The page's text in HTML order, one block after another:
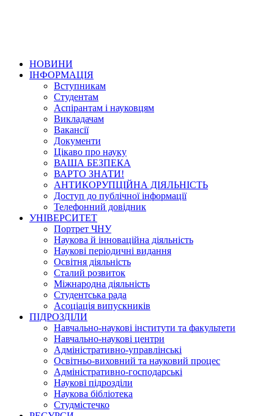
НОВИНИ
ІНФОРМАЦІЯ
Вступникам
Студентам
Аспірантам і науковцям
Викладачам
Вакансії
Документи
Цікаво про науку
ВАША БЕЗПЕКА
ВАРТО ЗНАТИ!
АНТИКОРУПЦІЙНА ДІЯЛЬНІСТЬ
Доступ до публічної інформації
Телефонний довідник
УНІВЕРСИТЕТ
Портрет ЧНУ
Наукова й інноваційна діяльність
Наукові періодичні видання
Освітня діяльність
Сталий розвиток
Міжнародна діяльність
Студентська рада
Асоціація випускників
ПІДРОЗДІЛИ
Навчально-наукові інститути та факультети
Навчально-наукові центри
Адміністративно-управлінські
Освітньо-виховний та науковий процес
Адміністративно-господарські
Наукові підрозділи
Наукова бібліотека
Студмістечко